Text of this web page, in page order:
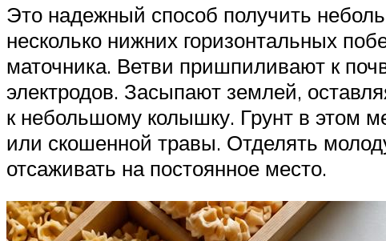
Это надежный способ получить
несколько нижних горизонтальных
маточника. Ветви пришпиливают к
электродов. Засыпают землей,
к небольшому колышку. Грунт в этом
или скошенной травы. Отделять
отсаживать на постоянное место.